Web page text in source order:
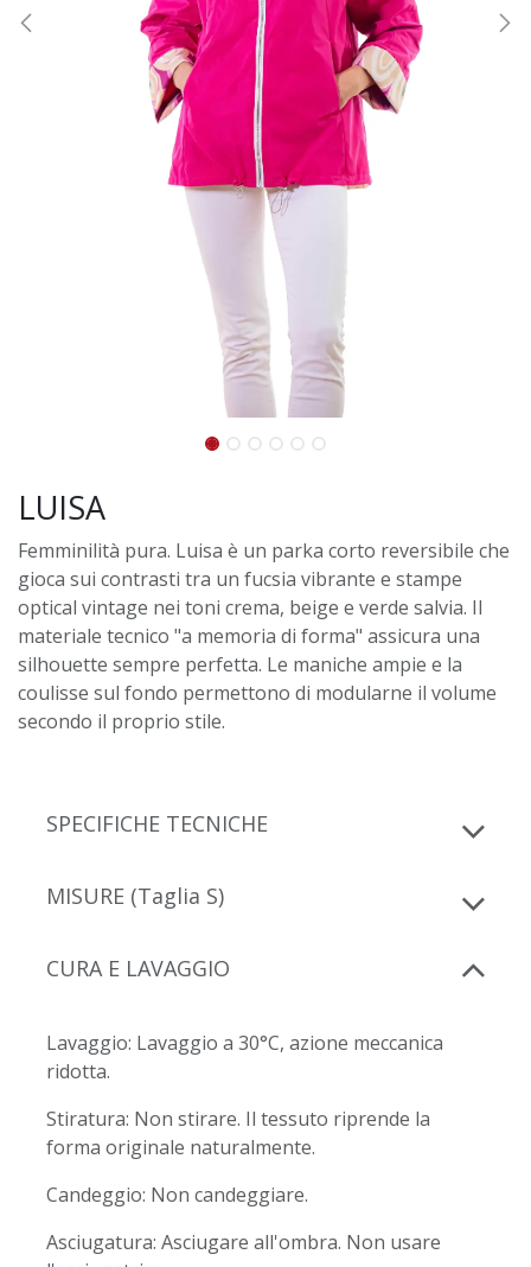
LUISA
Femminilità pura. Luisa è un parka corto reversibile che
gioca sui contrasti tra un fucsia vibrante e stampe
optical vintage nei toni crema, beige e verde salvia. Il
materiale tecnico "a memoria di forma" assicura una
silhouette sempre perfetta. Le maniche ampie e la
coulisse sul fondo permettono di modularne il volume
secondo il proprio stile.
SPECIFICHE TECNICHE
MISURE (Taglia S)
CURA E LAVAGGIO
Lavaggio: Lavaggio a 30°C, azione meccanica
ridotta.
Stiratura: Non stirare. Il tessuto riprende la
forma originale naturalmente.
Candeggio: Non candeggiare.
Asciugatura: Asciugare all'ombra. Non usare